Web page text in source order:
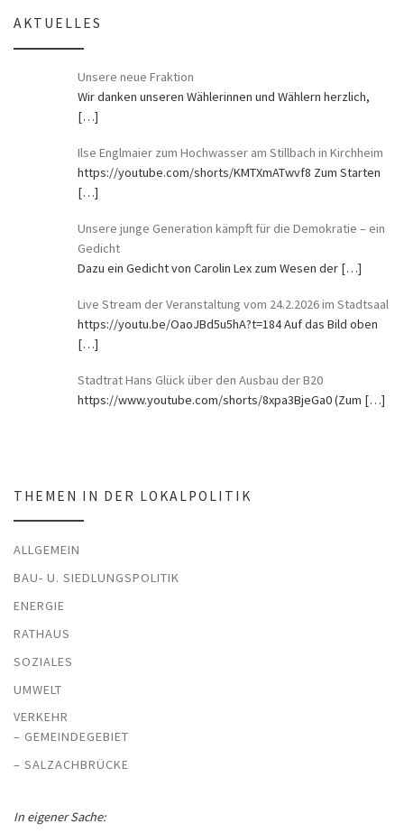
AKTUELLES
Unsere neue Fraktion
Wir danken unseren Wählerinnen und Wählern herzlich,
[…]
Ilse Englmaier zum Hochwasser am Stillbach in Kirchheim
https://youtube.com/shorts/KMTXmATwvf8 Zum Starten
[…]
Unsere junge Generation kämpft für die Demokratie – ein
Gedicht
Dazu ein Gedicht von Carolin Lex zum Wesen der […]
Live Stream der Veranstaltung vom 24.2.2026 im Stadtsaal
https://youtu.be/OaoJBd5u5hA?t=184 Auf das Bild oben
[…]
Stadtrat Hans Glück über den Ausbau der B20
https://www.youtube.com/shorts/8xpa3BjeGa0 (Zum […]
THEMEN IN DER LOKALPOLITIK
ALLGEMEIN
BAU- U. SIEDLUNGSPOLITIK
ENERGIE
RATHAUS
SOZIALES
UMWELT
VERKEHR
– GEMEINDEGEBIET
– SALZACHBRÜCKE
In eigener Sache: